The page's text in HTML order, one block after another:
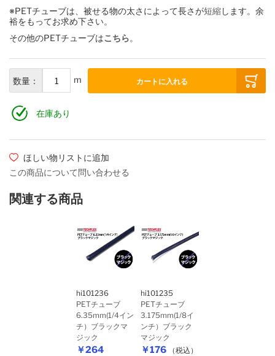
※PETチューブは、被せる物の太さによって長さが短縮します。余
裕をもってお求め下さい。
その他のPETチューブはこちら。
数量： m カートに入れる
在庫あり
ほしい物リストに追加
この商品について問い合わせる
関連する商品
hi101236
PETチューブ
6.35mm(1/4イン
チ）ブラックマ
ジック
￥264
hi101235
PETチューブ
3.175mm(1/8イ
ンチ）ブラック
マジック
￥176 （税込）